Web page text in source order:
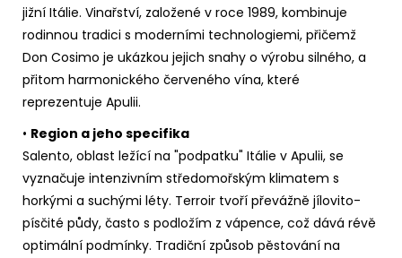
jižní Itálie. Vinařství, založené v roce 1989, kombinuje
rodinnou tradici s moderními technologiemi, přičemž
Don Cosimo je ukázkou jejich snahy o výrobu silného, a
přitom harmonického červeného vína, které
reprezentuje Apulii.
• Region a jeho specifika
Salento, oblast ležící na "podpatku" Itálie v Apulii, se
vyznačuje intenzivním středomořským klimatem s
horkými a suchými léty. Terroir tvoří převážně jílovito-
písčité půdy, často s podložím z vápence, což dává révě
optimální podmínky. Tradiční způsob pěstování na